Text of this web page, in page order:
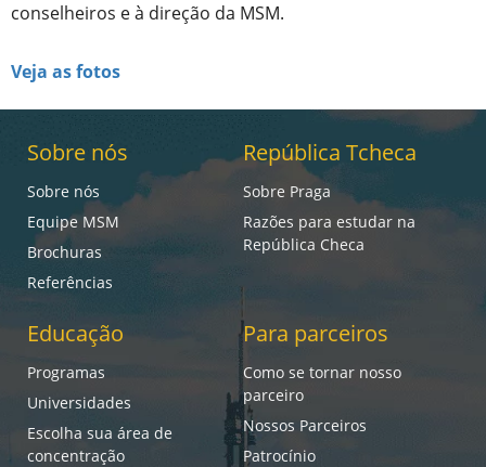
conselheiros e à direção da MSM.
Veja as fotos
Sobre nós
Sobre nós
Equipe MSM
Brochuras
Referências
República Tcheca
Sobre Praga
Razões para estudar na
República Checa
Educação
Programas
Universidades
Escolha sua área de
concentração
Para parceiros
Como se tornar nosso
parceiro
Nossos Parceiros
Patrocínio